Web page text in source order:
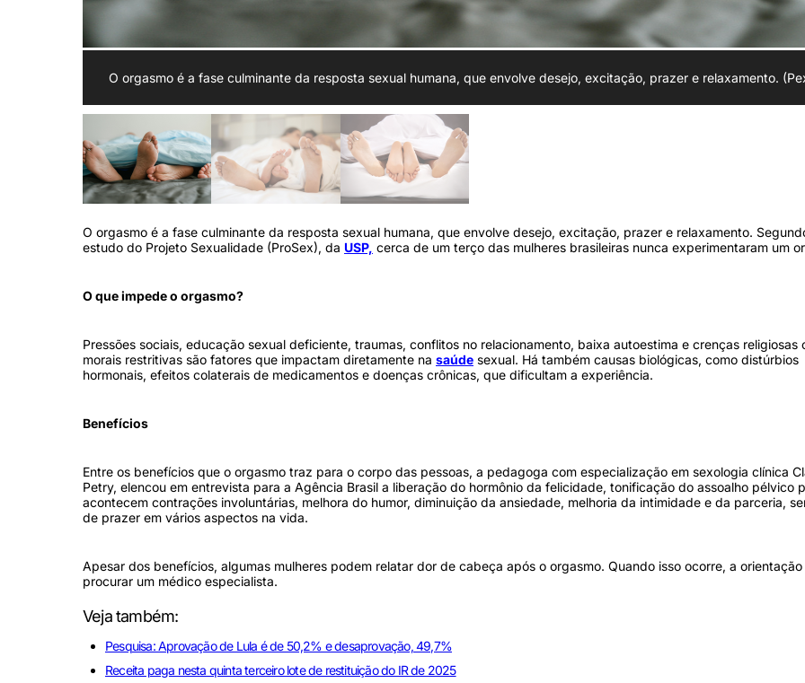
O orgasmo é a fase culminante da resposta sexual humana, que envolve desejo, excitação, prazer e relaxamento.
O orgasmo é a fase culminante da resposta sexual humana, que envolve desejo, excitação, prazer e relaxamento.
estudo do Projeto Sexualidade (ProSex), da USP, cerca de um terço das mulheres brasileiras nunca experimentaram um
O que impede o orgasmo?
Pressões sociais, educação sexual deficiente, traumas, conflitos no relacionamento, baixa autoestima e crenças religiosas
morais restritivas são fatores que impactam diretamente na saúde sexual. Há também causas biológicas, como distúrbios
hormonais, efeitos colaterais de medicamentos e doenças crônicas, que dificultam a experiência.
Benefícios
Entre os benefícios que o orgasmo traz para o corpo das pessoas, a pedagoga com especialização em sexologia clínica
Petry, elencou em entrevista para a Agência Brasil a liberação do hormônio da felicidade, tonificação do assoalho pélvico
acontecem contrações involuntárias, melhora do humor, diminuição da ansiedade, melhoria da intimidade e da parceria,
de prazer em vários aspectos na vida.
Apesar dos benefícios, algumas mulheres podem relatar dor de cabeça após o orgasmo. Quando isso ocorre, a orientação
procurar um médico especialista.
Veja também:
Pesquisa: Aprovação de Lula é de 50,2% e desaprovação, 49,7%
Receita paga nesta quinta terceiro lote de restituição do IR de 2025